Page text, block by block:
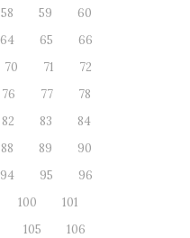
58 59
60
64 65
66
70 71
72
76 77
78
82 83
84
88 89
90
94 95
96
100
101
105
106